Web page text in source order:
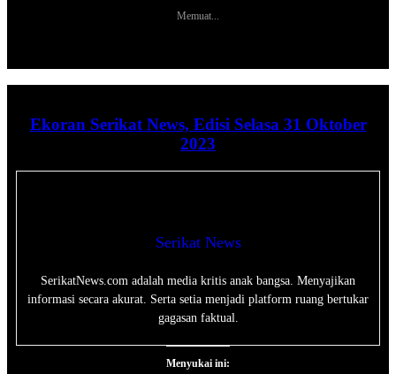
Memuat...
Ekoran Serikat News, Edisi Selasa 31 Oktober
2023
Serikat News
SerikatNews.com adalah media kritis anak bangsa. Menyajikan
informasi secara akurat. Serta setia menjadi platform ruang bertukar
gagasan faktual.
Menyukai ini: